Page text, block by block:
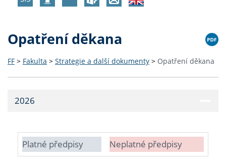
Opatření děkana
FF > Fakulta > Strategie a další dokumenty > Opatření děkana
2026
Platné předpisy Neplatné předpisy